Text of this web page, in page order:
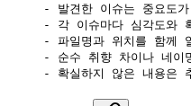
- 발견한 이슈는 중요도
- 각 이슈마다 심각도와
- 파일명과 위치를 함께
- 순수 취향 차이나 네이
- 확실하지 않은 내용은